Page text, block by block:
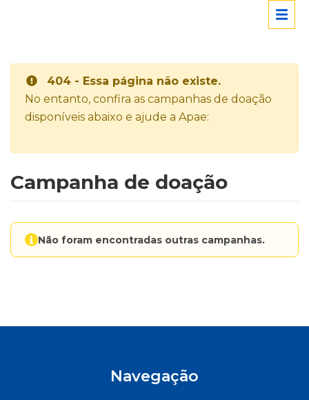
404 - Essa página não existe.
No entanto, confira as campanhas de doação
disponíveis abaixo e ajude a Apae:
Campanha de doação
Não foram encontradas outras campanhas.
Navegação